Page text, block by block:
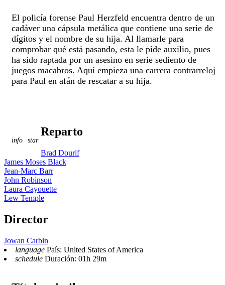
El policía forense Paul Herzfeld encuentra dentro de un
cadáver una cápsula metálica que contiene una serie de
dígitos y el nombre de su hija. Al llamarle para
comprobar qué está pasando, esta le pide auxilio, pues
ha sido raptada por un asesino en serie sediento de
juegos macabros. Aquí empieza una carrera contrarreloj
para Paul en afán de rescatar a su hija.
info star
Reparto
Brad Dourif
James Moses Black
Jean-Marc Barr
John Robinson
Laura Cayouette
Lew Temple
Director
Jowan Carbin
language País: United States of America
schedule Duración: 01h 29m